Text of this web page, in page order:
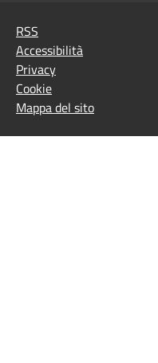
RSS
Accessibilità
Privacy
Cookie
Mappa del sito